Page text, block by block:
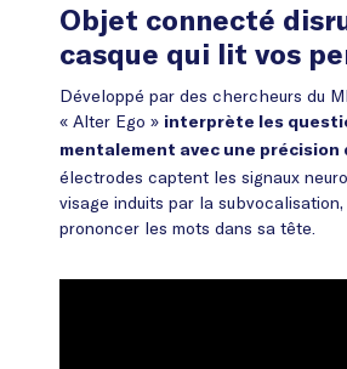
Objet connecté
casque qui lit vos
Développé par des chercheurs du
« Alter Ego » interprète les
mentalement avec une précision
électrodes captent les signaux
visage induits par la
prononcer les mots dans sa tête.